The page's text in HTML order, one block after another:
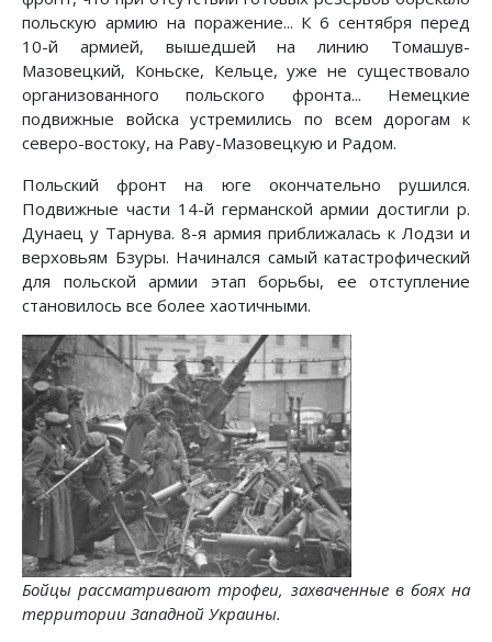
польскую армию на поражение... К 6 сентября перед
10-й армией, вышедшей на линию Томашув-
Мазовецкий, Коньске, Кельце, уже не существовало
организованного польского фронта... Немецкие
подвижные войска устремились по всем дорогам к
северо-востоку, на Раву-Мазовецкую и Радом.
Польский фронт на юге окончательно рушился.
Подвижные части 14-й германской армии достигли р.
Дунаец у Тарнува. 8-я армия приближалась к Лодзи и
верховьям Бзуры. Начинался самый катастрофический
для польской армии этап борьбы, ее отступление
становилось все более хаотичными.
Бойцы рассматривают трофеи, захваченные в боях на
территории Западной Украины.